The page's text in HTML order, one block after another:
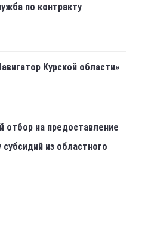
по контракту
Курской области»
отбор на предоставление
субсидий из областного